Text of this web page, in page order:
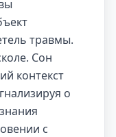
травмы.
Сон
контекст
о
с